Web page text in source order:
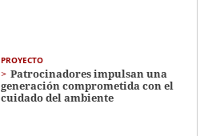
PROYECTO
Patrocinadores impulsan una
generación comprometida con el
cuidado del ambiente